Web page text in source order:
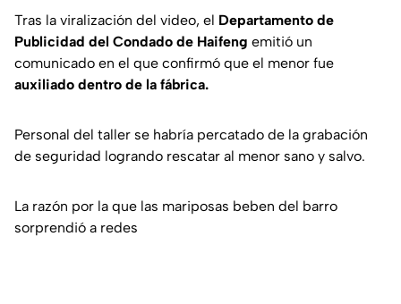
Tras la viralización del video, el Departamento de
Publicidad del Condado de Haifeng emitió un
comunicado en el que confirmó que el menor fue
auxiliado dentro de la fábrica.
Personal del taller se habría percatado de la grabación
de seguridad logrando rescatar al menor sano y salvo.
La razón por la que las mariposas beben del barro
sorprendió a redes